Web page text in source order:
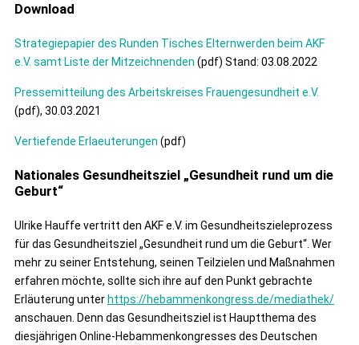
Download
Strategiepapier des Runden Tisches Elternwerden beim AKF
e.V. samt Liste der Mitzeichnenden (pdf) Stand: 03.08.2022
Pressemitteilung des Arbeitskreises Frauengesundheit e.V.
(pdf), 30.03.2021
Vertiefende Erlaeuterungen (pdf)
Nationales Gesundheitsziel „Gesundheit rund um die
Geburt“
Ulrike Hauffe vertritt den AKF e.V. im Gesundheitszieleprozess
für das Gesundheitsziel „Gesundheit rund um die Geburt“. Wer
mehr zu seiner Entstehung, seinen Teilzielen und Maßnahmen
erfahren möchte, sollte sich ihre auf den Punkt gebrachte
Erläuterung unter https://hebammenkongress.de/mediathek/
anschauen. Denn das Gesundheitsziel ist Hauptthema des
diesjährigen Online-Hebammenkongresses des Deutschen